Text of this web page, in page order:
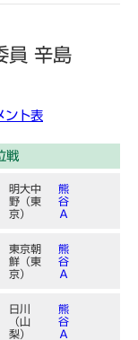
員 辛島
ント表
戦
明大中
野（東
京）
熊
谷
Ａ
東京朝
鮮（東
京）
熊
谷
Ａ
日川
（山
梨）
熊
谷
Ａ